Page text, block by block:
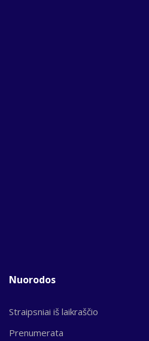
Nuorodos
Straipsniai iš laikraščio
Prenumerata